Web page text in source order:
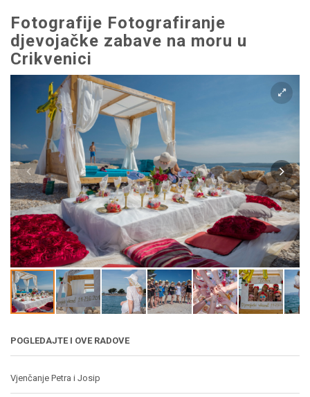
Fotografije Fotografiranje
djevojačke zabave na moru u
Crikvenici
POGLEDAJTE I OVE RADOVE
Vjenčanje Petra i Josip